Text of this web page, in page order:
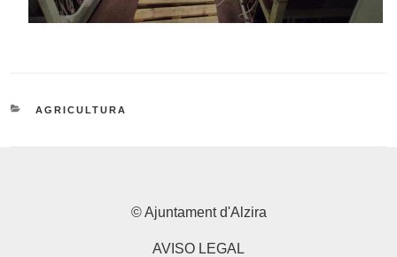
CATEGORIES
AGRICULTURA
© Ajuntament d'Alzira
AVISO LEGAL